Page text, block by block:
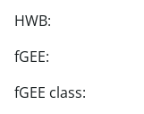
HWB:
fGEE:
fGEE class: